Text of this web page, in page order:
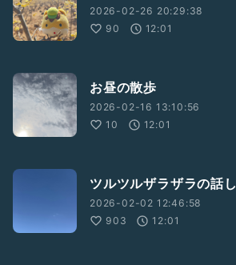
2026-02-26 20:29:38
90
12:01
お昼の散歩
2026-02-16 13:10:56
10
12:01
ツルツルザラザラの話し
2026-02-02 12:46:58
903
12:01